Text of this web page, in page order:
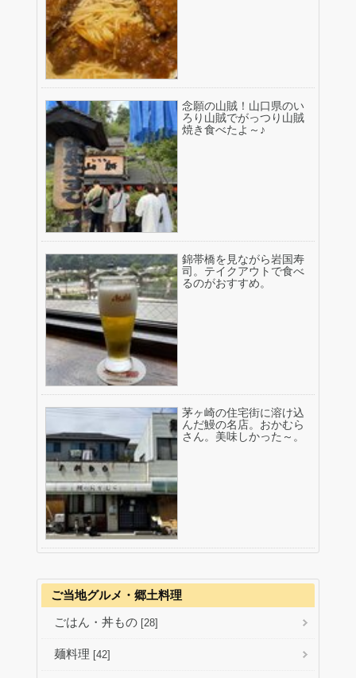
念願の山賊！山口県のい
ろり山賊でがっつり山賊
焼き食べたよ～♪
錦帯橋を見ながら岩国寿
司。テイクアウトで食べ
るのがおすすめ。
茅ヶ崎の住宅街に溶け込
んだ鰻の名店。おかむら
さん。美味しかった～。
ご当地グルメ・郷土料理
ごはん・丼もの [28]
麺料理 [42]